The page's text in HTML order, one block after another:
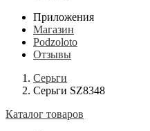
Приложения
Магазин
Podzoloto
Отзывы
Серьги
Серьги SZ8348
Каталог товаров